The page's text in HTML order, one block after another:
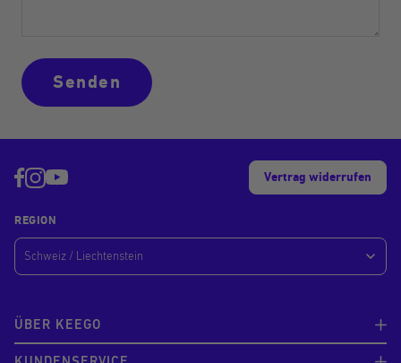
Senden
ÜBER KEEGO
Vertrag widerrufen
REGION